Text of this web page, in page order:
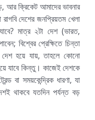
আর ক্রিকেট আমাদের ভাবনার
দেশের জনপ্রিয়তম খেলা
মাত্র ২টা দেশ (ভারত,
বিশ্বের প্রেক্ষিতে চিন্তা
হয়ে যায়, তাহলে কোনো
যাবে কিন্তু। কাজেই দেশকে
বা সময়কেন্দ্রিক ধারণা, যা
থাকবে যতদিন পর্যন্ত বড়